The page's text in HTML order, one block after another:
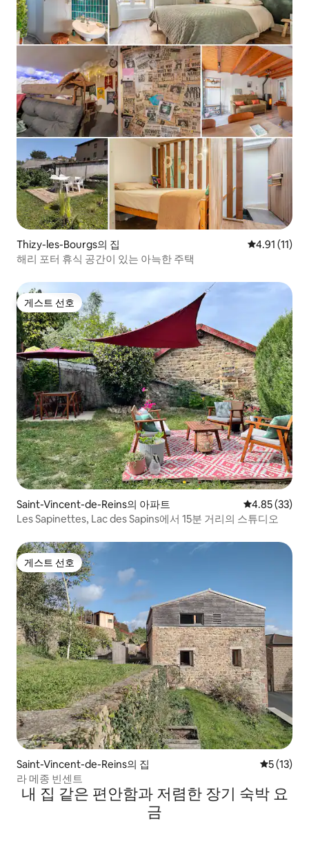
Thizy-les-Bourgs의 집 평점 4.91점
4.91 (11)
해리 포터 휴식 공간이 있는 아늑한 주택
게스트 선호
게스트 선호
Saint-Vincent-de-Reins의 아파트 평점 4.85점(5
4.85 (33)
Les Sapinettes, Lac des Sapins에서 15분 거리의 스튜디오
게스트 선호
게스트 선호
Saint-Vincent-de-Reins의 집 평점 5점
5 (13)
라 메종 빈센트
내 집 같은 편안함과 저렴한 장기 숙박 요
금